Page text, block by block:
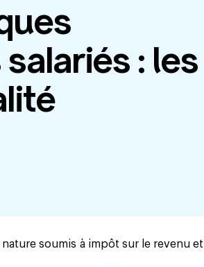
: les
soumis à impôt sur le revenu et